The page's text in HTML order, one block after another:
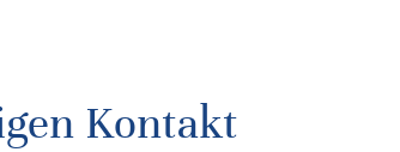
Kontakt